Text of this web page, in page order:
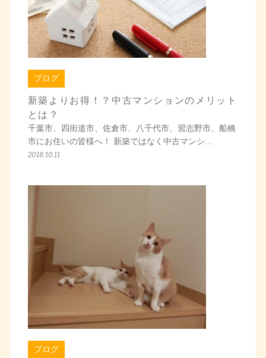
ブログ
新築よりお得！？中古マンションのメリット
とは？
千葉市、四街道市、佐倉市、八千代市、習志野市、船橋
市にお住いの皆様へ！ 新築ではなく中古マンシ…
2018.10.11
ブログ